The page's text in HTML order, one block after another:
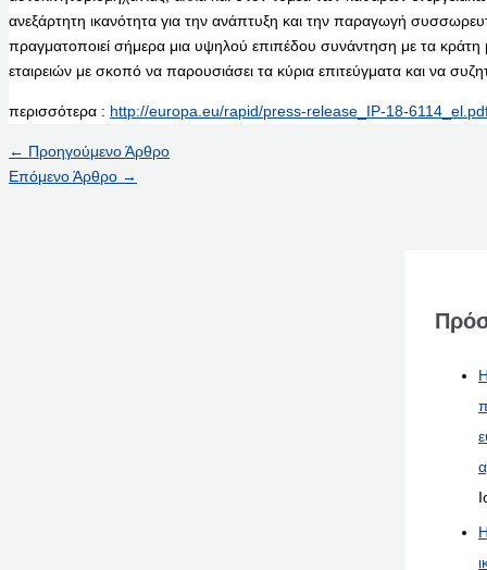
ανεξάρτητη ικανότητα για την ανάπτυξη και την παραγωγή
πραγματοποιεί σήμερα μια υψηλού επιπέδου συνάντηση με τα κράτη
εταιρειών με σκοπό να παρουσιάσει τα κύρια επιτεύγματα και να
περισσότερα : http://europa.eu/rapid/press-release_IP-18-
← Προηγούμενο Άρθρο
Επόμενο Άρθρο →